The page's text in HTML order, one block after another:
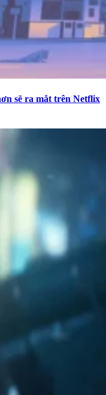
sẽ ra mắt trên Netflix